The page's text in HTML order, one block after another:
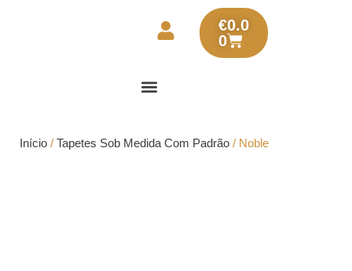
€0.0
0
Início / Tapetes Sob Medida Com Padrão / Noble